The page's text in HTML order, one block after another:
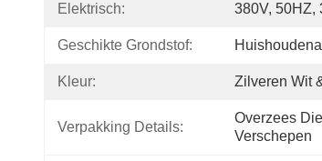
Elektrisch: 380V, 50HZ,
Geschikte Grondstof:
Kleur: Zilveren Wit
Verpakking Details:
Overzees
Verschepen